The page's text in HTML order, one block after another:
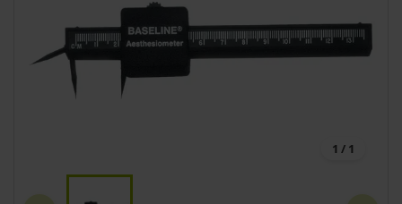
1 / 1